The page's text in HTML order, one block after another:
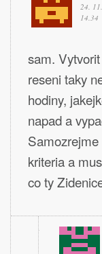
24.
14.34
sam.
reseni taky
hodiny,
napad a
kriteria a
co ty